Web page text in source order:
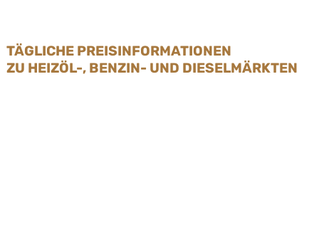
TÄGLICHE PREISINFORMATIONEN
ZU HEIZÖL-, BENZIN- UND DIESELMÄRKTEN